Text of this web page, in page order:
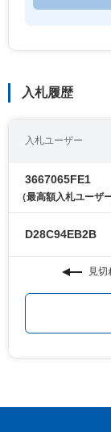
入札履歴
入札ユーザー
3667065FE1
（最高額入札ユーザー
D28C94EB2B
見